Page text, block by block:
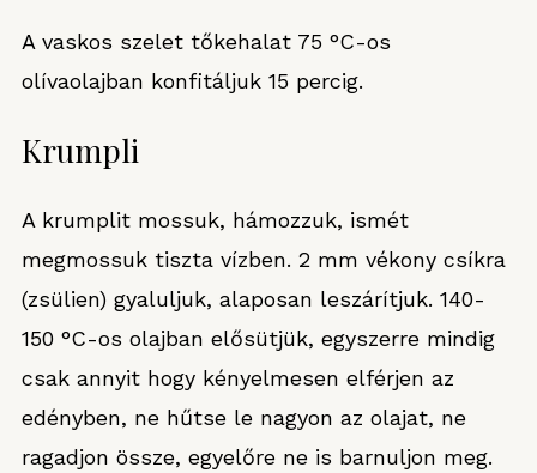
A vaskos szelet tőkehalat 75 °C-os
olívaolajban konfitáljuk 15 percig.
Krumpli
A krumplit mossuk, hámozzuk, ismét
megmossuk tiszta vízben. 2 mm vékony csíkra
(zsülien) gyaluljuk, alaposan leszárítjuk. 140-
150 °C-os olajban elősütjük, egyszerre mindig
csak annyit hogy kényelmesen elférjen az
edényben, ne hűtse le nagyon az olajat, ne
ragadjon össze, egyelőre ne is barnuljon meg.